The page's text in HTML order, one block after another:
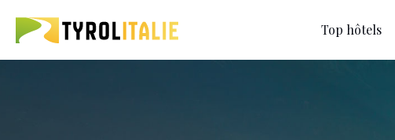
Top hôtels